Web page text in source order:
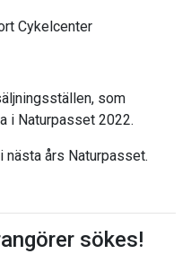
Cykelcenter
som
i Naturpasset 2022.
nästa års Naturpasset.
sökes!